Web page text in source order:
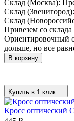
Склад (Москва):
Склад (Звенигород):
Склад
Привезем со склада
Ориентировочный
дольше, но все
В корзину
Купить в 1 клик
Кросс оптический